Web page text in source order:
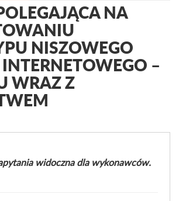
NA
NISZOWEGO
–
WRAZ Z
widoczna dla wykonawców.